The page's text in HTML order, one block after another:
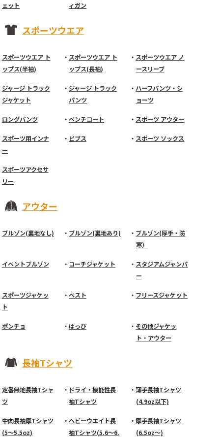
ェット
ィガン
スポーツウエア
スポーツウエア ト
ップス(半袖)
スポーツウエア ト
ップス(長袖)
スポーツウエア ノ
ースリーブ
ジャージ トラック
ジャケット
ジャージ トラック
パンツ
ハーフパンツ・シ
ョーツ
ロングパンツ ベンチコート スポーツ アウター
スポーツ用インナ
ー
ビブス スポーツ ソックス
スポーツアクセサ
リー
アウター
ブルゾン(裏地なし) ブルゾン(裏地あり)
ブルゾン(厚手・防
寒）
イベントブルゾン コーチジャケット
スタジアムジャンパ
ー
スポーツジャケッ
ト
ベスト フリースジャケット
ポンチョ はっぴ
その他ジャケッ
ト・アウター
長袖Tシャツ
定番無地長袖Tシャ
ツ
ドライ・機能性長
袖Tシャツ
薄手長袖Tシャツ
(4.9oz以下)
中肉長袖厚Tシャツ
(5～5.5oz)
ヘビーウエイト長
袖Tシャツ(5.6～6.
厚手長袖Tシャツ
(6.5oz～)